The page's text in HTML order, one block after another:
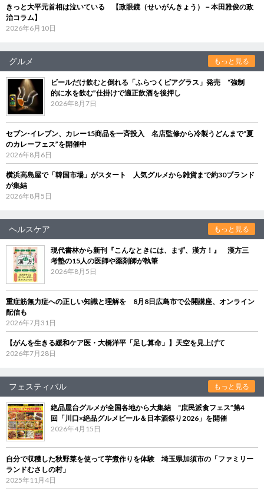
きっと大平元首相は泣いている 【政眼鏡（せいがんきょう）－本田雅俊の政
治コラム】
2026年6月10日
グルメ もっと見る
ビールだけ飲むと倒れる「ふらつくビアグラス」発売 “強制
的に水を飲む”仕掛けで適正飲酒を後押し
2026年8月7日
セブン‐イレブン、カレー15商品を一斉投入 名店監修から冷製うどんまで“夏
のカレーフェス”を開催中
2026年8月6日
横浜高島屋で「韓国市場」がスタート 人気グルメから雑貨まで約30ブランド
が集結
2026年8月5日
ヘルスケア もっと見る
現代書林から新刊『こんなときには、まず、漢方！』 漢方三
考塾の15人の医師や薬剤師が執筆
2026年8月5日
重症筋無力症への正しい知識と理解を 8月8日広島市で公開講座、オンライン
配信も
2026年7月31日
【がんを生きる緩和ケア医・大橋洋平「足し算命」】天空を見上げて
2026年7月28日
フェスティバル もっと見る
絶品屋台グルメが全国各地から大集結 “庶民派食フェス”第4
回「川口×絶品グルメビール＆日本酒祭り2026」を開催
2026年4月15日
自分で収穫した秋野菜を使って芋煮作りを体験 埼玉県加須市の「ファミリー
ランドむさしの村」
2025年11月4日